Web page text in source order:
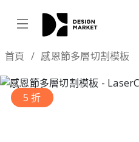
首頁 感恩節多層切割模板
5 折